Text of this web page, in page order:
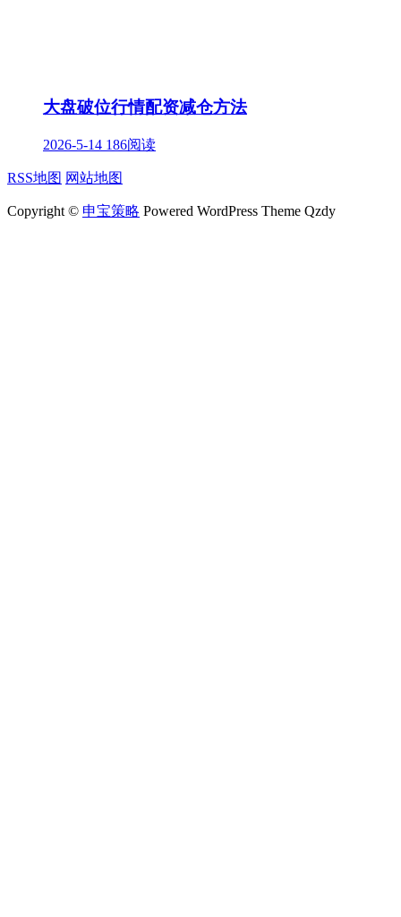
大盘破位行情配资减仓方法
2026-5-14 186阅读
RSS地图 网站地图
Copyright © 申宝策略 Powered WordPress Theme Qzdy